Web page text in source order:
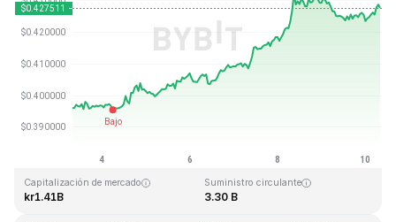
Última actualización: 2026-08-10, 07:44 GMT+0
Capitalización de mercado
kr1.41B
Suministro circulante
3.30 B